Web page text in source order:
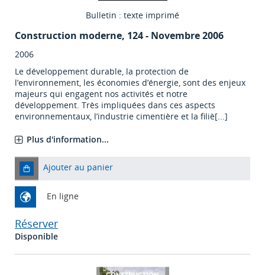
Bulletin : texte imprimé
Construction moderne, 124 - Novembre 2006
2006
Le développement durable, la protection de
l’environnement, les économies d’énergie, sont des enjeux
majeurs qui engagent nos activités et notre
développement. Très impliquées dans ces aspects
environnementaux, l’industrie cimentière et la filiè[...]
Plus d'information...
Ajouter au panier
En ligne
Réserver
Disponible